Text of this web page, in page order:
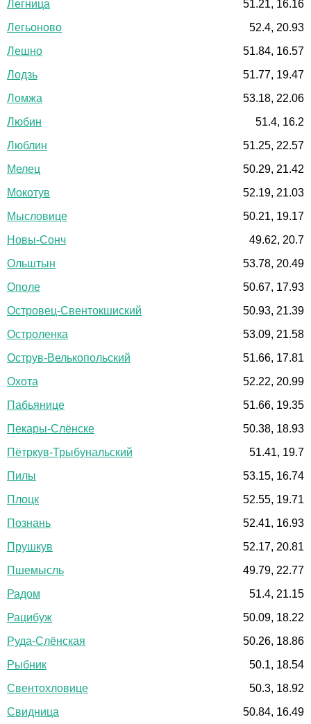
Легница
51.21, 16.16
Легьоново
52.4, 20.93
Лешно
51.84, 16.57
Лодзь
51.77, 19.47
Ломжа
53.18, 22.06
Любин
51.4, 16.2
Люблин
51.25, 22.57
Мелец
50.29, 21.42
Мокотув
52.19, 21.03
Мысловице
50.21, 19.17
Новы-Сонч
49.62, 20.7
Ольштын
53.78, 20.49
Ополе
50.67, 17.93
Островец-Свентокшиский
50.93, 21.39
Остроленка
53.09, 21.58
Острув-Велькопольский
51.66, 17.81
Охота
52.22, 20.99
Пабьянице
51.66, 19.35
Пекары-Слёнске
50.38, 18.93
Пётркув-Трыбунальский
51.41, 19.7
Пилы
53.15, 16.74
Плоцк
52.55, 19.71
Познань
52.41, 16.93
Прушкув
52.17, 20.81
Пшемысль
49.79, 22.77
Радом
51.4, 21.15
Рацибуж
50.09, 18.22
Руда-Слёнская
50.26, 18.86
Рыбник
50.1, 18.54
Свентохловице
50.3, 18.92
Свидница
50.84, 16.49